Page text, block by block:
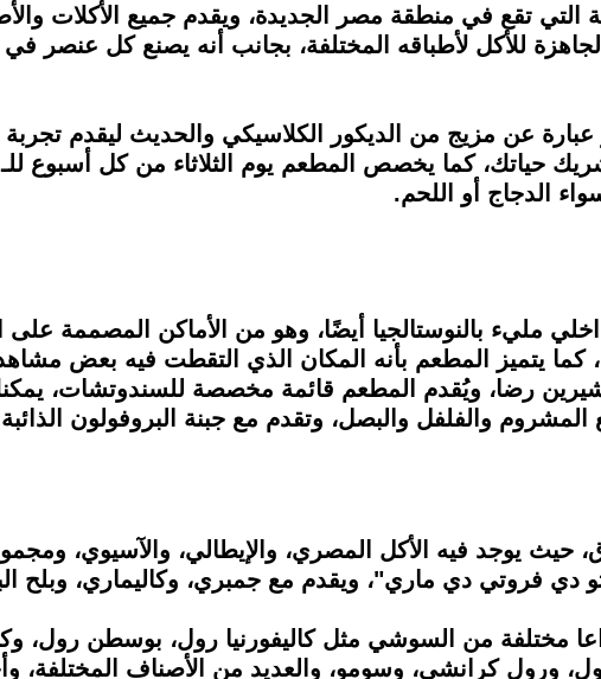
التي تقع في منطقة مصر الجديدة، ويقدم جميع الأكلات
للأكل لأطباقه المختلفة، بجانب أنه يصنع كل عنصر
عبارة عن مزيج من الديكور الكلاسيكي والحديث ليقدم
الدجاج أو اللحم.
مليء بالنوستالجيا أيضًا، وهو من الأماكن المصممة
كما يتميز المطعم بأنه المكان الذي التقطت فيه بعض
والفلفل والبصل، وتقدم مع جبنة البروفولون
يوجد فيه الأكل المصري، والإيطالي، والآسيوي،
دي فروتي دي ماري"، ويقدم مع جمبري، وكاليماري، وبلح
مختلفة من السوشي مثل كاليفورنيا رول، بوسطن رول،
ورول كرانشي، وسومو، والعديد من الأصناف المختلفة،